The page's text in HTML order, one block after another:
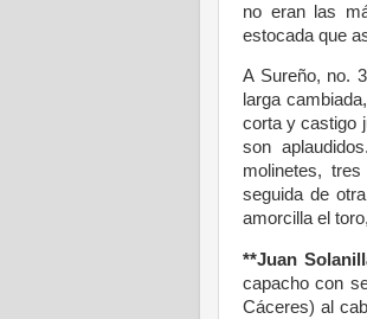
no eran las
estocada que
A Sureño, no.
larga
corta y castigo
son
molinetes,
seguida de
amorcilla el
**Juan
capacho con
Cáceres) al